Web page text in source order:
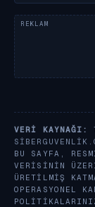
VERI KAYNAĞI:
BU SAYFA,
VERISININ
ÜRETILMIŞ
OPERASYONEL